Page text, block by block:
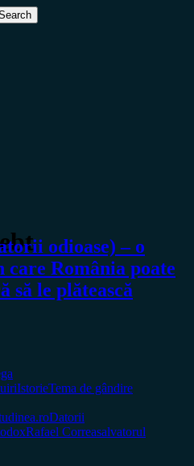
odioase) – o
România poate
să le plătească
IstorieTema de gândire
Datorii
Rafael Correasalvatorul